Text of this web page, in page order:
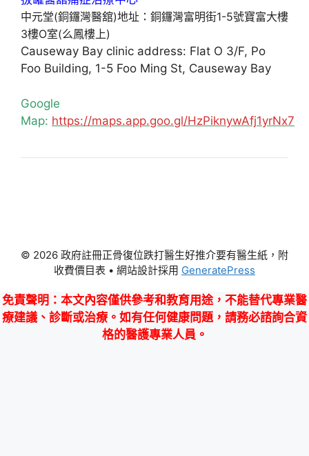
中元堂(銅鑼灣醫舘)地址：銅鑼灣富明街1-5號寶富大樓
3樓O室(么鳳樓上)
Causeway Bay clinic address: Flat O 3/F, Po
Foo Building, 1-5 Foo Ming St, Causeway Bay
Google
Map: https://maps.app.goo.gl/HzPiknywAfj1yrNx7
© 2026 政府註冊正骨復位跌打醫生好推介要有醫生紙，附
收費價目表 • 網站設計採用 GeneratePress
免責聲明 ：本文內容僅供參考和教育用途，不能替代專業醫
療建議、診斷或治療。如有任何健康問題，請務必諮詢合資
格的醫護專業人員。